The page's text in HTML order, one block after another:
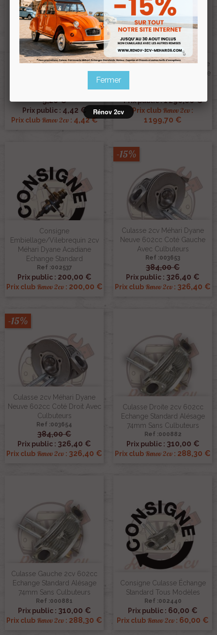
Goupille De Détrompage
5,20 €
Prix public : 4,42 €
Prix club Renov 2cv: 4,42 €
Vilebrequin 2cv Méhari Dyane
Acadiane 602cc M28 Echange
Prix public :1 290,00 €
Prix club Renov 2cv :
1 199,70 €
Consigne
Embiellage/vilebrequin 2cv
Méhari Dyane Acadiane
Echange Standard
Ref :002537
Prix public : 200,00 €
Prix club Renov 2cv: 200,00 €
Culasse 2cv Méhari Dyane
Neuve 602cc Coté Gauche
Avec Culbuteurs
Ref :003653
384,00 €
Prix public : 326,40 €
Prix club Renov 2cv : 326,40 €
-15%
Culasse 2cv Méhari Dyane
Neuve 602cc Coté Droit Avec
Culbuteurs
Ref :003654
384,00 €
Prix public : 326,40 €
Prix club Renov 2cv : 326,40 €
-15%
Culasse Droite 2cv 602cc
Echange Standard Alésage
74mm Sans Culbuteurs
Ref :000882
Prix public : 310,00 €
Prix club Renov 2cv : 288,30 €
Culasse Gauche 2cv 602cc
Echange Standard Alésage
74mm Sans Culbuteurs
Ref :000881
Prix public : 310,00 €
Prix club Renov 2cv : 288,30 €
Consigne Culasse Échange
Standard Tous Modèles
Ref :002440
Prix public : 60,00 €
Prix club Renov 2cv : 60,00 €
Fermer
Rénov 2cv